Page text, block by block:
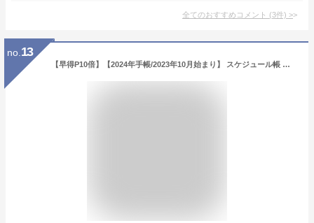
全てのおすすめコメント (3件) >
no. 13
【早得P10倍】【2024年手帳/2023年10月始まり】 スケジュール帳 ダイアリー 月間 月曜始まり B6 マンスリー ライト フリル(ピンク/ホワイト/ブルー)《おしゃれ/大人/かわいい/可愛い》【ラボクリップ】